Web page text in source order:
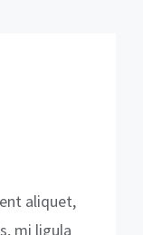
aliquet,
mi ligula